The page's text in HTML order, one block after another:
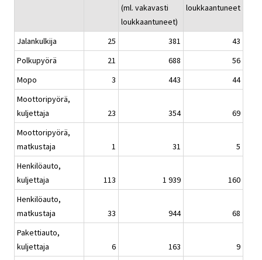
(ml. vakavasti
loukkaantuneet)
loukkaantuneet
Jalankulkija 25 381
43
Polkupyörä
21 688
56
Mopo
3 443
44
Moottoripyörä,
kuljettaja
23 354
69
Moottoripyörä,
matkustaja
1 31
5
Henkilöauto,
kuljettaja
113 1 939
160
Henkilöauto,
matkustaja
33 944
68
Pakettiauto,
kuljettaja
6 163
9